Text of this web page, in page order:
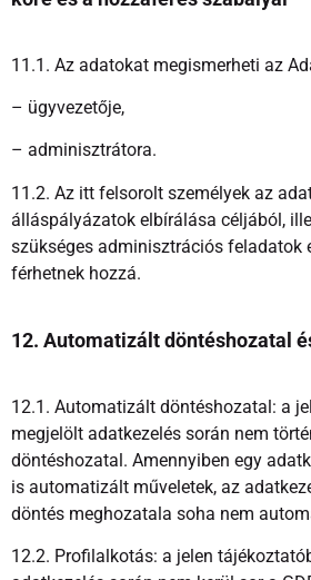
11.1. Az adatokat megismerheti az
– ügyvezetője,
– adminisztrátora.
11.2. Az itt felsorolt személyek az
álláspályázatok elbírálása céljából,
szükséges adminisztrációs feladatok
férhetnek hozzá.
12. Automatizált döntéshozatal
12.1. Automatizált döntéshozatal: a
megjelölt adatkezelés során nem
döntéshozatal. Amennyiben egy
is automatizált műveletek, az
döntés meghozatala soha nem
12.2. Profilalkotás: a jelen